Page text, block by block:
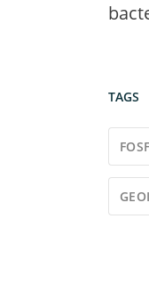
TAGS